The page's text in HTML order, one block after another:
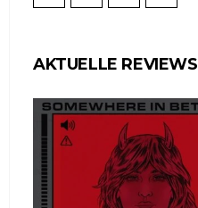
AKTUELLE REVIEWS